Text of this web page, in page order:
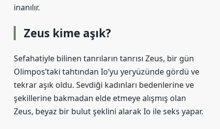
inanılır.
Zeus kime aşık?
Sefahatiyle bilinen tanrıların tanrısı Zeus, bir gün
Olimpos’taki tahtından Io’yu yeryüzünde gördü ve
tekrar aşık oldu. Sevdiği kadınları bedenlerine ve
şekillerine bakmadan elde etmeye alışmış olan
Zeus, beyaz bir bulut şeklini alarak Io ile seks yapar.